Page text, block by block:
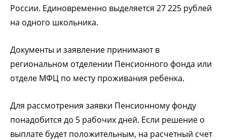
России. Единовременно выделяется 27 225 рублей
на одного школьника.
Документы и заявление принимают в
региональном отделении Пенсионного фонда или
отделе МФЦ по месту проживания ребенка.
Для рассмотрения заявки Пенсионному фонду
понадобится до 5 рабочих дней. Если решение о
выплате будет положительным, на расчетный счет